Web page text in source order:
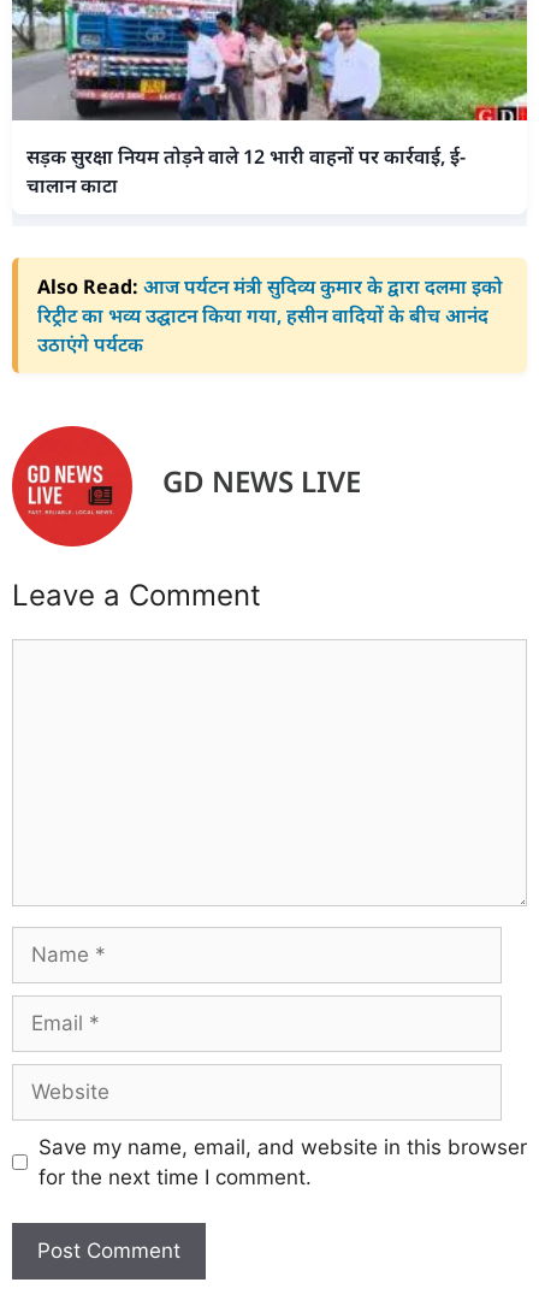
सड़क सुरक्षा नियम तोड़ने वाले 12 भारी वाहनों पर कार्रवाई, ई-
चालान काटा
Also Read: आज पर्यटन मंत्री सुदिव्य कुमार के द्वारा दलमा इको
रिट्रीट का भव्य उद्घाटन किया गया, हसीन वादियों के बीच आनंद
उठाएंगे पर्यटक
GD NEWS LIVE
Leave a Comment
Save my name, email, and website in this browser
for the next time I comment.